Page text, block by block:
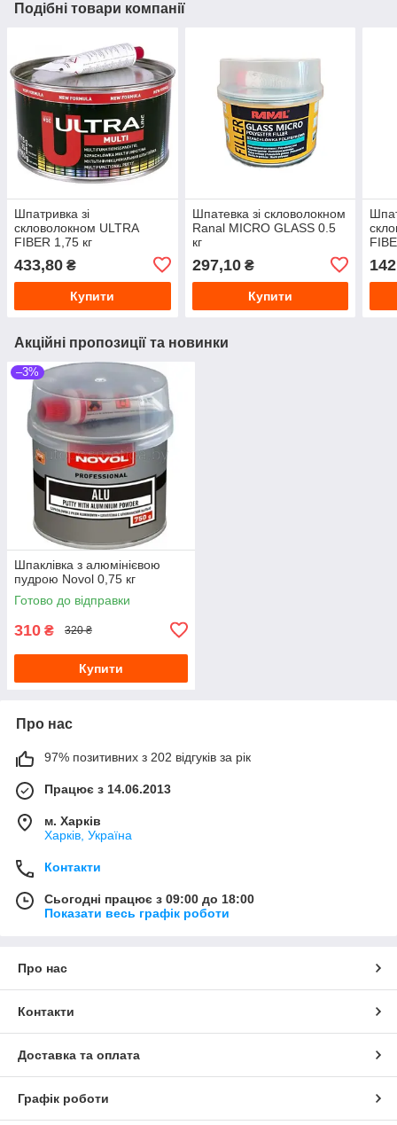
Подібні товари компанії
Шпатривка зі
скловолокном ULTRA
FIBER 1,75 кг
433,80 ₴
Купити
Шпатевка зі скловолокном
Ranal MICRO GLASS 0.5
кг
297,10₴
Купити
Акційні пропозиції та новинки
–3%
Шпаклівка з алюмінієвою
пудрою Novol 0,75 кг
Готово до відправки
310 ₴ 320 ₴
Купити
Про нас
97% позитивних з 202 відгуків за рік
Працює з 14.06.2013
м. Харків
Харків, Україна
Контакти
Сьогодні працює з 09:00 до 18:00
Показати весь графік роботи
Про нас
Контакти
Доставка та оплата
Графік роботи